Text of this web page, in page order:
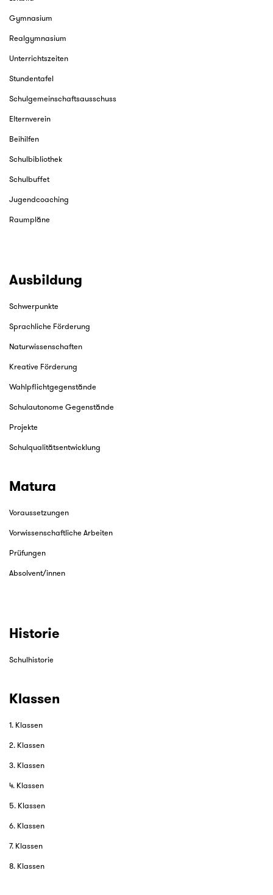
Gymnasium
Realgymnasium
Unterrichtszeiten
Stundentafel
Schulgemeinschaftsausschuss
Elternverein
Beihilfen
Schulbibliothek
Schulbuffet
Jugendcoaching
Raumpläne
Ausbildung
Schwerpunkte
Sprachliche Förderung
Naturwissenschaften
Kreative Förderung
Wahlpflichtgegenstände
Schulautonome Gegenstände
Projekte
Schulqualitätsentwicklung
Matura
Voraussetzungen
Vorwissenschaftliche Arbeiten
Prüfungen
Absolvent/innen
Historie
Schulhistorie
Klassen
1. Klassen
2. Klassen
3. Klassen
4. Klassen
5. Klassen
6. Klassen
7. Klassen
8. Klassen